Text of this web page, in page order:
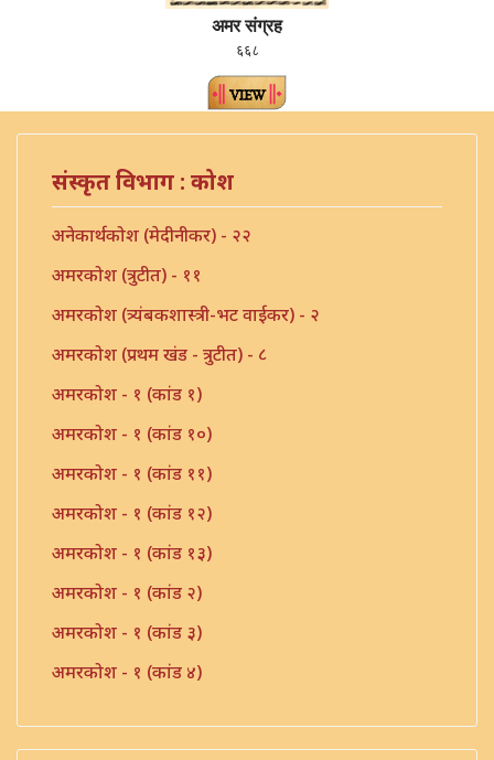
अमर संग्रह
६६८
संस्कृत विभाग : कोश
अनेकार्थकोश (मेदीनीकर) - २२
अमरकोश (त्रुटीत) - ११
अमरकोश (त्र्यंबकशास्त्री-भट वाईकर) - २
अमरकोश (प्रथम खंड - त्रुटीत) - ८
अमरकोश - १ (कांड १)
अमरकोश - १ (कांड १०)
अमरकोश - १ (कांड ११)
अमरकोश - १ (कांड १२)
अमरकोश - १ (कांड १३)
अमरकोश - १ (कांड २)
अमरकोश - १ (कांड ३)
अमरकोश - १ (कांड ४)
अमरकोश - १ (कांड ६)